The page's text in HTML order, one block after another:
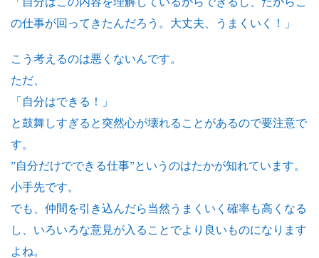
の仕事が回ってきたんだろう。大丈夫、うまくいく！」
こう考えるのは悪くないんです。
ただ、
「自分はできる！」
と鼓舞しすぎると突然心が壊れることがあるので要注意で
す。
”自分だけでできる仕事”というのはたかが知れています。
小手先です。
でも、仲間を引き込んだら当然うまくいく確率も高くなる
し、いろいろな意見が入ることでより良いものになります
よね。